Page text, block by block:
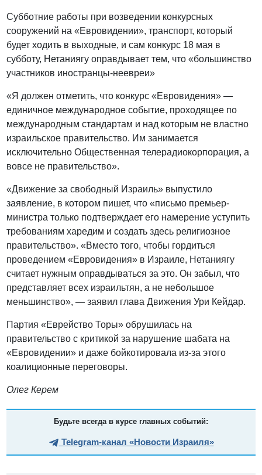
Субботние работы при возведении конкурсных
сооружений на «Евровидении», транспорт, который
будет ходить в выходные, и сам конкурс 18 мая в
субботу, Нетаниягу оправдывает тем, что «большинство
участников иностранцы-неевреи»
«Я должен отметить, что конкурс «Евровидения» —
единичное международное событие, проходящее по
международным стандартам и над которым не властно
израильское правительство. Им занимается
исключительно Общественная телерадиокорпорация, а
вовсе не правительство».
«Движение за свободный Израиль» выпустило
заявление, в котором пишет, что «письмо премьер-
министра только подтверждает его намерение уступить
требованиям харедим и создать здесь религиозное
правительство». «Вместо того, чтобы гордиться
проведением «Евровидения» в Израиле, Нетаниягу
считает нужным оправдываться за это. Он забыл, что
представляет всех израильтян, а не небольшое
меньшинство», — заявил глава Движения Ури Кейдар.
Партия «Еврейство Торы» обрушилась на
правительство с критикой за нарушение шабата на
«Евровидении» и даже бойкотировала из-за этого
коалиционные переговоры.
Олег Керем
Будьте всегда в курсе главных событий:
Telegram-канал «Новости Израиля»